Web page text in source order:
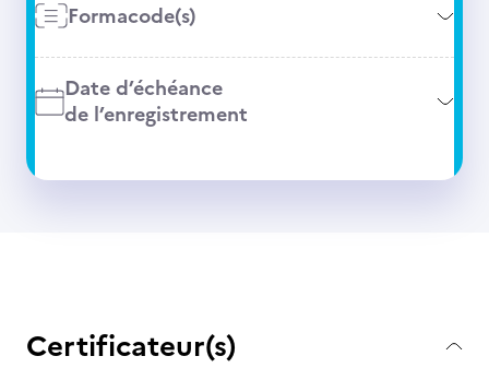
Formacode(s)
Date d’échéance
de l’enregistrement
Certificateur(s)